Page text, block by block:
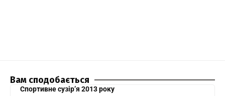
Вам сподобається
Спортивне сузір’я 2013 року